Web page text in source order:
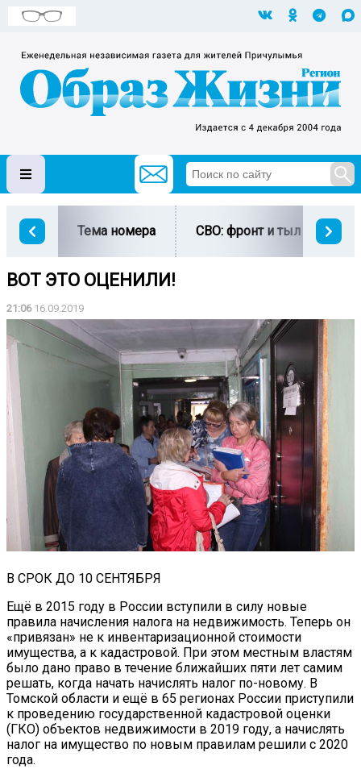
Тема номера СВО: фронт и тыл
ВОТ ЭТО ОЦЕНИЛИ!
21:0616.09.2019
В СРОК ДО 10 СЕНТЯБРЯ
Ещё в 2015 году в России вступили в силу новые
правила начисления налога на недвижимость. Теперь он
«привязан» не к инвентаризационной стоимости
имущества, а к кадастровой. При этом местным властям
было дано право в течение ближайших пяти лет самим
решать, когда начать начислять налог по-новому. В
Томской области и ещё в 65 регионах России приступили
к проведению государственной кадастровой оценки
(ГКО) объектов недвижимости в 2019 году, а начислять
налог на имущество по новым правилам решили с 2020
года.